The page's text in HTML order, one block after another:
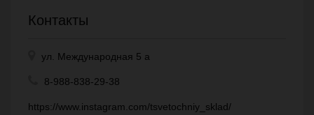
Контакты
ул. Международная 5 а
8-988-838-29-38
https://www.instagram.com/tsvetochniy_sklad/